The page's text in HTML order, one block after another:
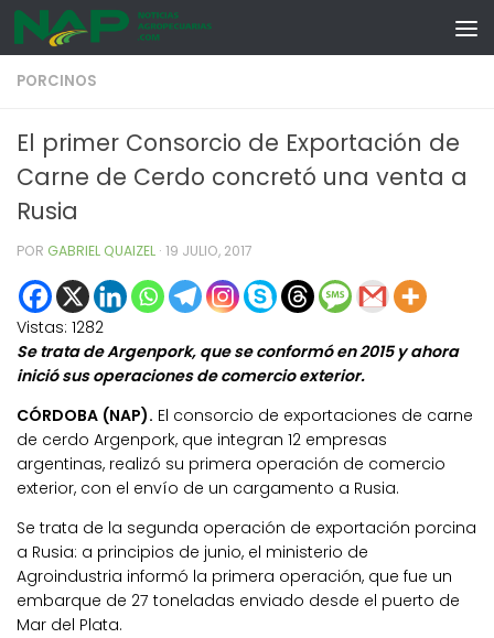
Skip to content
PORCINOS
El primer Consorcio de Exportación de
Carne de Cerdo concretó una venta a
Rusia
POR GABRIEL QUAIZEL · 19 JULIO, 2017
Vistas: 1282
Se trata de Argenpork, que se conformó en 2015 y ahora
inició sus operaciones de comercio exterior.
CÓRDOBA (NAP). El consorcio de exportaciones de carne
de cerdo Argenpork, que integran 12 empresas
argentinas, realizó su primera operación de comercio
exterior, con el envío de un cargamento a Rusia.
Se trata de la segunda operación de exportación porcina
a Rusia: a principios de junio, el ministerio de
Agroindustria informó la primera operación, que fue un
embarque de 27 toneladas enviado desde el puerto de
Mar del Plata.